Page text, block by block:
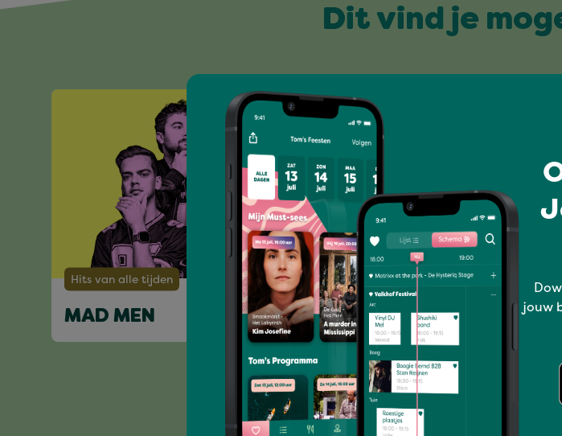
Dit vind je
Hits van alle tijden
MAD MEN
Hits van alle tijden
DE ZINGENDE
Volledig
jouw